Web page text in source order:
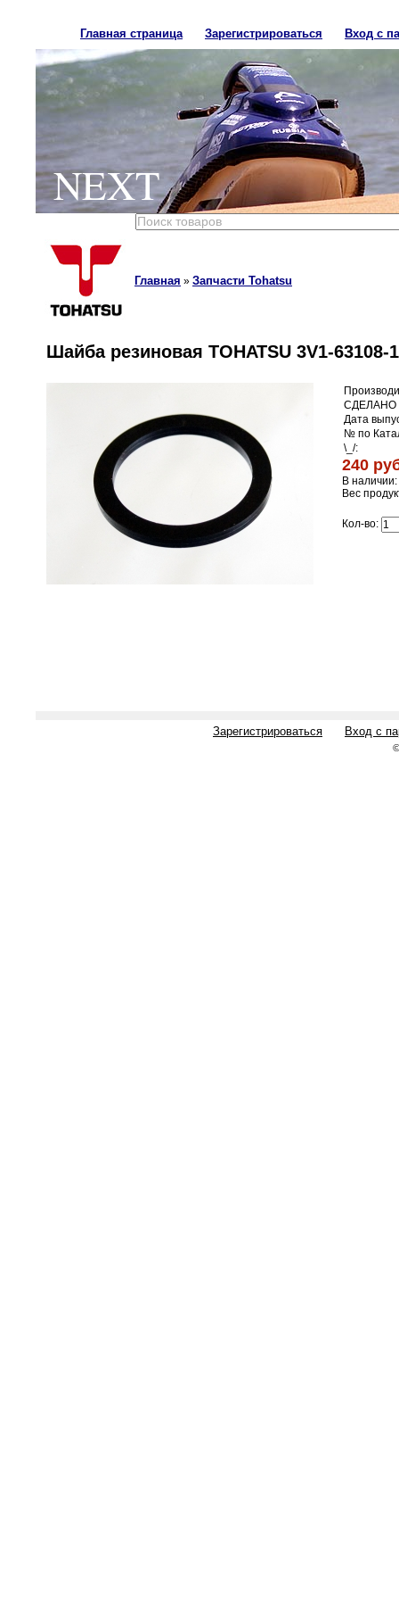
Главная страница Зарегистрироваться Вход с
NEXT
Главная » Запчасти Tohatsu
Шайба резиновая TOHATSU 3V1-63108-1
СДЕЛАНО
Дата
№ по
\_/:
240
В
Вес
Кол-во:
Зарегистрироваться Вход с